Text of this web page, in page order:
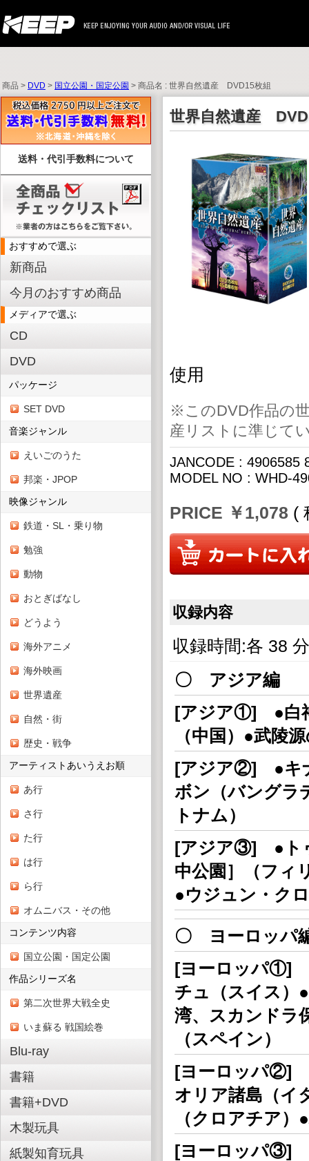
商品 >DVD>国立公園・国定公園> 商品名 : 世界自然遺産 DVD15枚組
送料・代引手数料について
おすすめで選ぶ
新商品
今月のおすすめ商品
メディアで選ぶ
CD
DVD
パッケージ
SET DVD
音楽ジャンル
えいごのうた
邦楽・JPOP
映像ジャンル
鉄道・SL・乗り物
勉強
動物
おとぎばなし
どうよう
海外アニメ
海外映画
世界遺産
自然・街
歴史・戦争
アーティストあいうえお順
あ行
さ行
た行
は行
ら行
オムニバス・その他
コンテンツ内容
国立公園・国定公園
作品シリーズ名
第二次世界大戦全史
いま蘇る 戦国絵巻
Blu-ray
書籍
書籍+DVD
木製玩具
紙製知育玩具
世界自然遺産
使用
※このDVD作品の
産リストに準じて
JANCODE : 4906585
MODEL NO : WHD-
PRICE ￥1,078 (
収録内容
収録時間:各 38
〇 アジア編
[アジア①] ●白神
（中国）●武陵
[アジア②] ●キ
ボン（バングラ
トナム）
[アジア③] ●ト
中公園］（フィ
●ウジュン・ク
〇 ヨーロッパ
[ヨーロッパ①]
チュ（スイス）
湾、スカンドラ
（スペイン）
[ヨーロッパ②]
オリア諸島（イ
（クロアチア
[ヨーロッパ③]